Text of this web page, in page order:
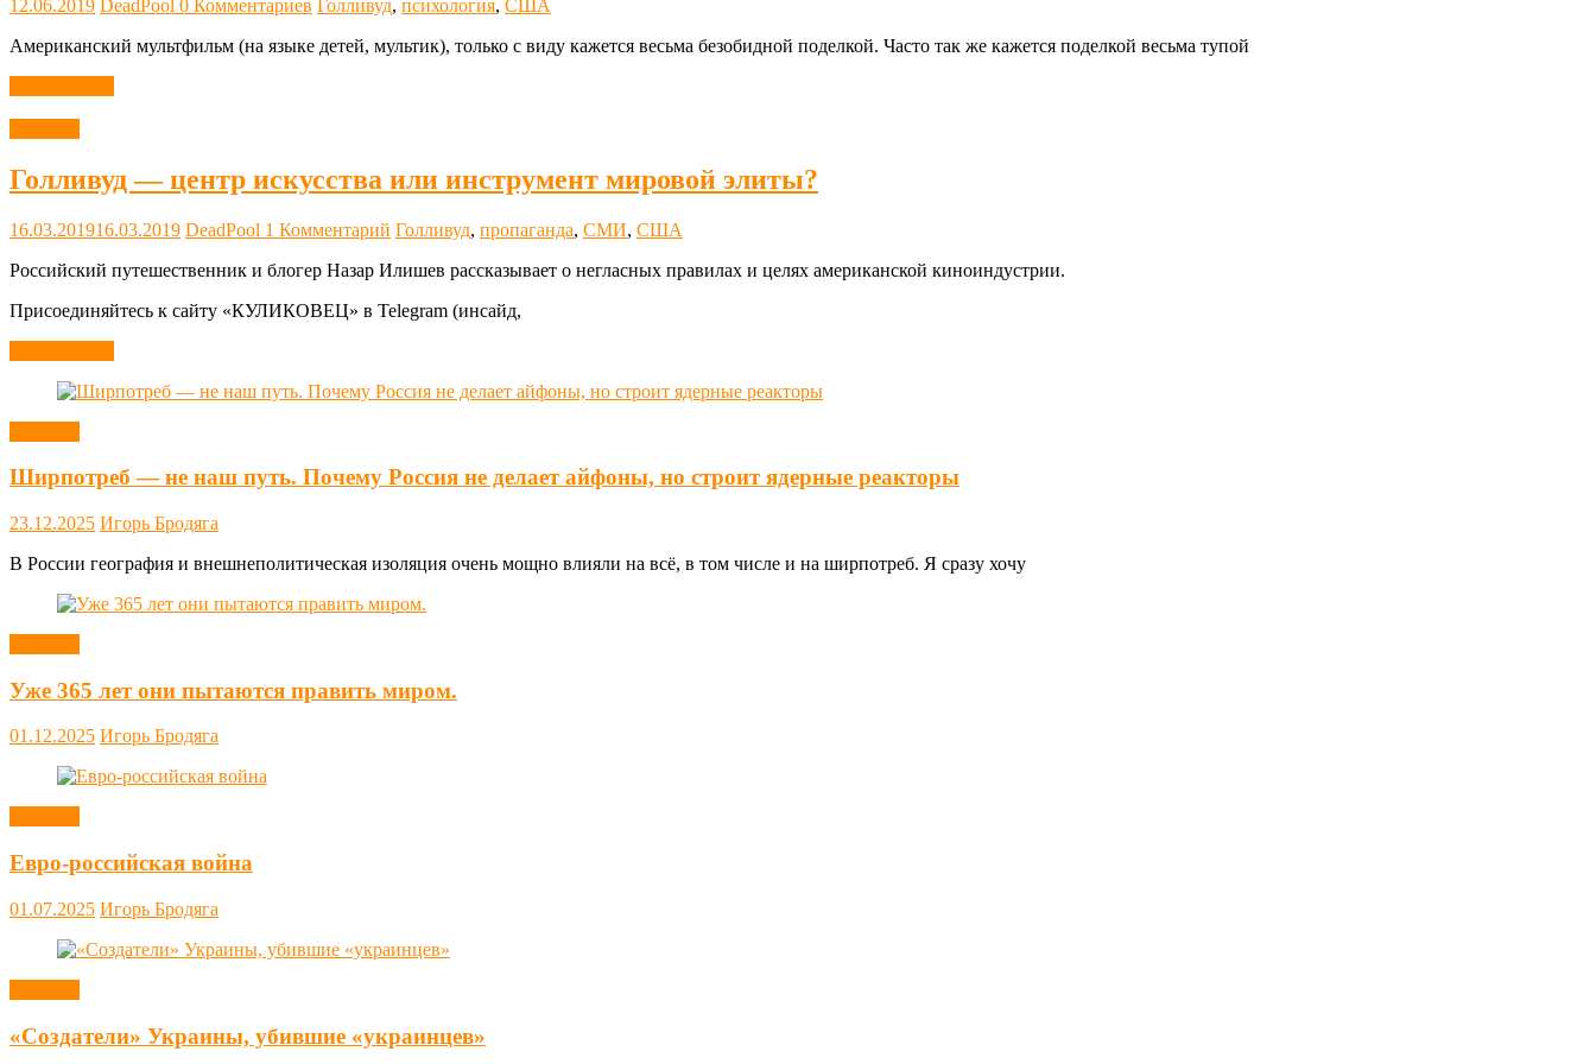
12.06.2019 DeadPool 0 Комментариев Голливуд, психология, США
Американский мультфильм (на языке детей, мультик), только с виду кажется весьма безобидной поделкой. Часто так же кажется поделкой весьма тупой
Голливуд — центр искусства или инструмент мировой элиты?
16.03.201916.03.2019 DeadPool 1 Комментарий Голливуд, пропаганда, СМИ, США
Российский путешественник и блогер Назар Илишев рассказывает о негласных правилах и целях американской киноиндустрии.
Присоединяйтесь к сайту «КУЛИКОВЕЦ» в Telegram (инсайд,
Ширпотреб — не наш путь. Почему Россия не делает айфоны, но строит ядерные реакторы
23.12.2025 Игорь Бродяга
В России география и внешнеполитическая изоляция очень мощно влияли на всё, в том числе и на ширпотреб. Я сразу хочу
Уже 365 лет они пытаются править миром.
01.12.2025 Игорь Бродяга
Евро-российская война
01.07.2025 Игорь Бродяга
«Создатели» Украины, убившие «украинцев»